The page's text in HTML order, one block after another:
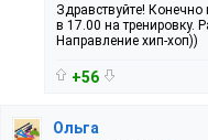
Здравствуйте!
в 17.00 на тренировку.
Направление хип-хоп))
+56
Ольга